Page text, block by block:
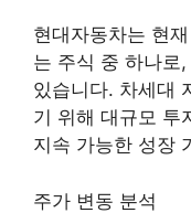
현대자동차는 현
는 주식 중 하나로
있습니다. 차세대
기 위해 대규모 투
지속 가능한 성장
주가 변동 분석